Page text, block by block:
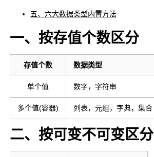
五、六大数据类型内置方法
一、按存值个数区分
存值个数 数据类型
单个值 数字，字符串
多个值(容器) 列表，元组，字典，集合
二、按可变不可变区分